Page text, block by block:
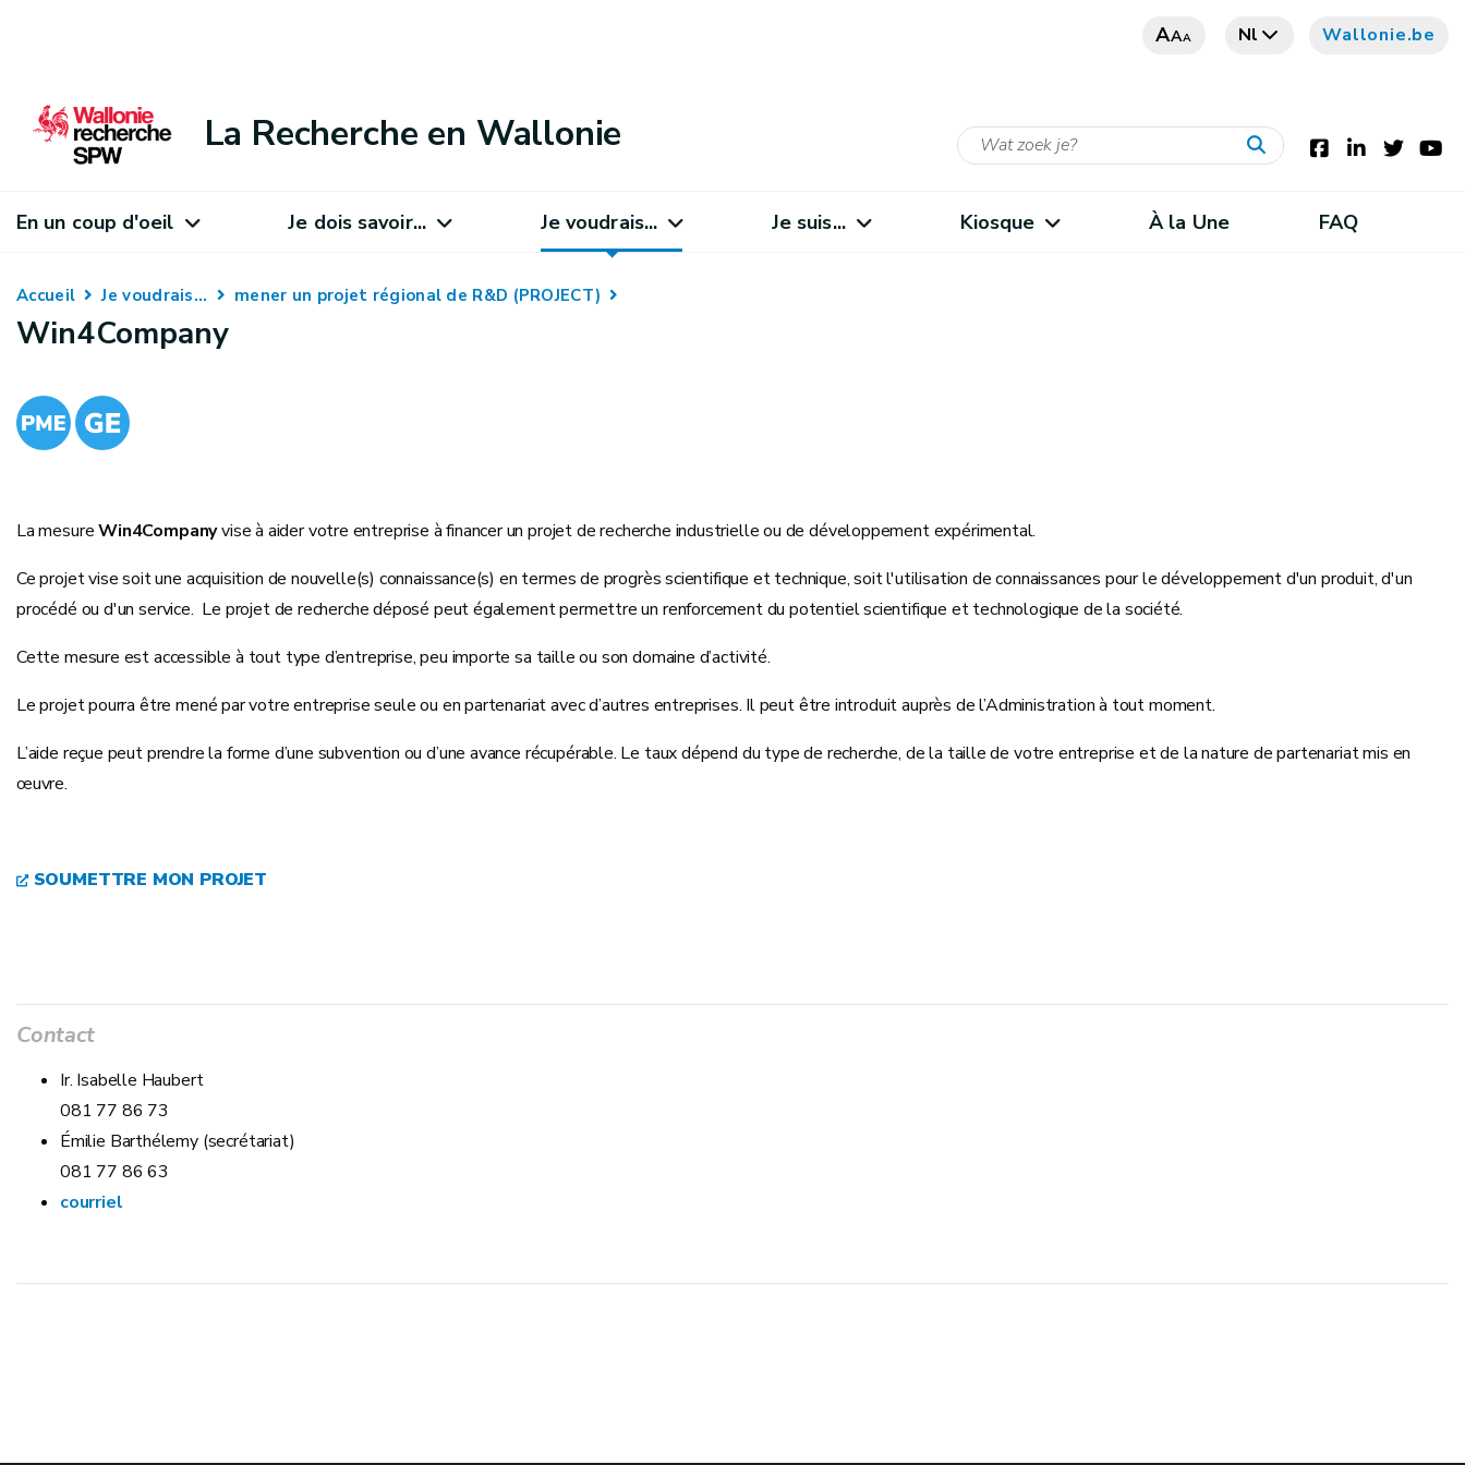
AAA Nl Wallonie.be
La Recherche en Wallonie
En un coup d'oeil Je dois savoir... Je voudrais... Je suis... Kiosque À la Une FAQ
Accueil Je voudrais... mener un projet régional de R&D (PROJECT)
Win4Company
La mesureWin4Companyvise à aider votre entreprise à financer un projet de recherche industrielle ou de développement expérimental.
Ce projet vise soit une acquisition de nouvelle(s) connaissance(s) en termes de progrès scientifique et technique, soit l'utilisation de connaissances pour le développement d'un produit, d'un
procédé ou d'un service. Le projet de recherche déposé peut également permettre un renforcement du potentiel scientifique et technologique de la société.
Cette mesure est accessible à tout type d’entreprise, peu importe sa taille ou son domaine d’activité.
Le projet pourra être mené par votre entreprise seule ou en partenariat avec d’autres entreprises. Il peut être introduit auprès de l’Administration à tout moment.
L’aide reçue peut prendre la forme d’une subvention ou d’une avance récupérable. Le taux dépend du type de recherche, de la taille de votre entreprise et de la nature de partenariat mis en
œuvre.
SOUMETTRE MON PROJET
Contact
Ir. Isabelle Haubert
081 77 86 73
Émilie Barthélemy (secrétariat)
081 77 86 63
courriel